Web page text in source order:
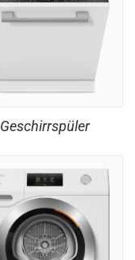
Geschirrspüler